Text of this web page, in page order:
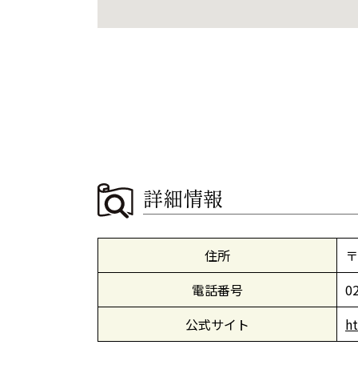
詳細情報
住所
電話番号
公式サイト